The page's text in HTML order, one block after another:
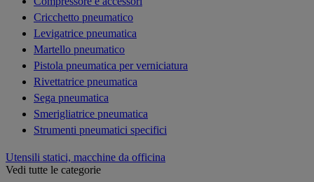
Cricchetto pneumatico
Levigatrice pneumatica
Martello pneumatico
Pistola pneumatica per verniciatura
Rivettatrice pneumatica
Sega pneumatica
Smerigliatrice pneumatica
Strumenti pneumatici specifici
Utensili statici, macchine da officina
Vedi tutte le categorie